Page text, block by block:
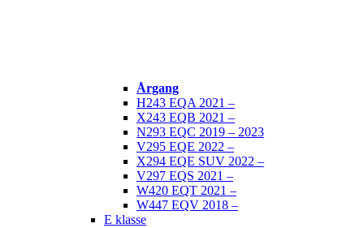
Årgang
H243 EQA 2021 –
X243 EQB 2021 –
N293 EQC 2019 – 2023
V295 EQE 2022 –
X294 EQE SUV 2022 –
V297 EQS 2021 –
W420 EQT 2021 –
W447 EQV 2018 –
E klasse